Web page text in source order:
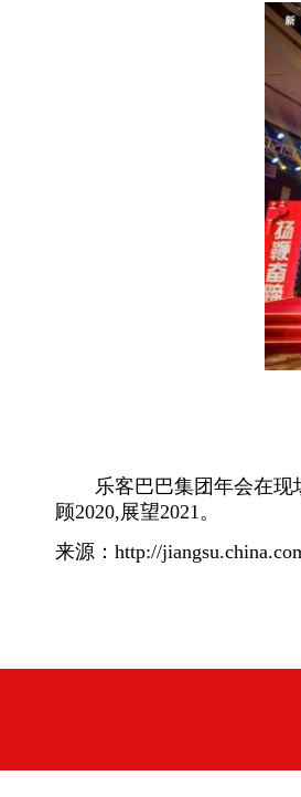
乐客巴巴集团年会在现场
顾2020,展望2021。
来源：http://